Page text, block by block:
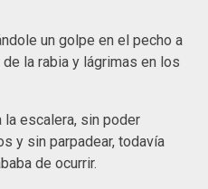
un golpe en el pecho a
la rabia y lágrimas en los
la escalera, sin poder
y sin parpadear, todavía
de ocurrir.